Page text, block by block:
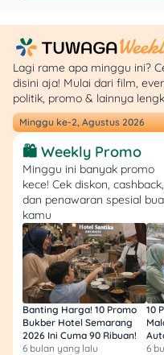
Kalau bikin template
pribadi di CapCut sudah
gampang, level berikutnya
adalah jadi CapCut
Dengan status ini, kamu
bisa upload template ke
platform CapCut, dan
lain bisa langsung pakai
editanmu lewat tombol
“Use Template”. Nah, ini
langkah-langkah
Lagi rame apa minggu ini?
disini aja! Mulai dari film,
politik, promo & lainnya
Minggu ke-2, Agustus 2026
🛍️ Weekly Promo
Minggu ini banyak promo
kece! Cek diskon, cashback,
dan penawaran spesial
kamu
Banting Harga! 10 Promo
Bukber Hotel Semarang
2026 Ini Cuma 90 Ribuan!
6 bulan yang lalu
10
6